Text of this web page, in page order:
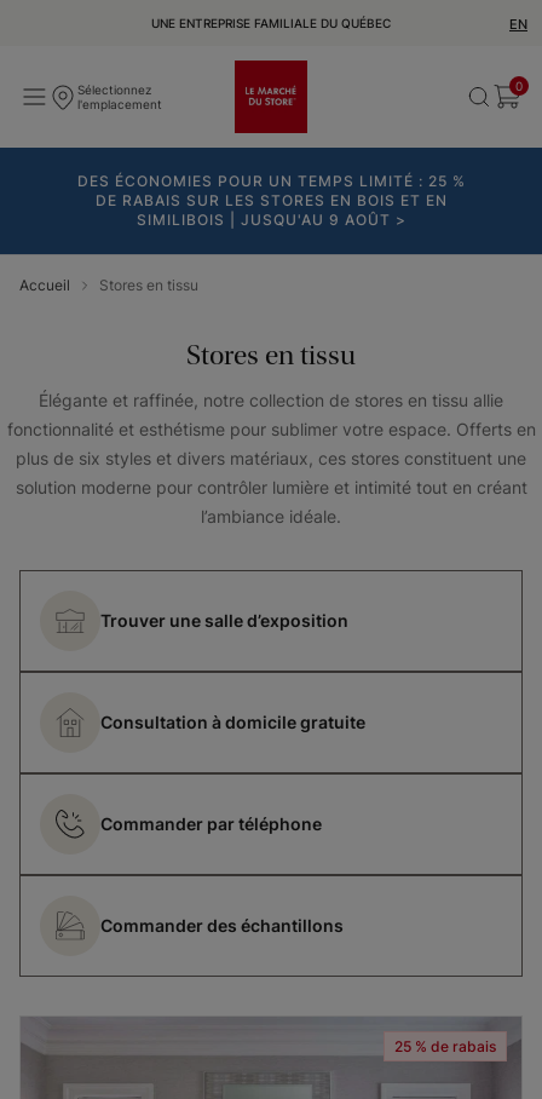
EN
UNE ENTREPRISE FAMILIALE DU QUÉBEC
Sélectionnez
l'emplacement
0
DES ÉCONOMIES POUR UN TEMPS LIMITÉ : 25 %
DE RABAIS SUR LES STORES EN BOIS ET EN
SIMILIBOIS | JUSQU'AU 9 AOÛT >
Accueil Stores en tissu
Stores en tissu
Élégante et raffinée, notre collection de stores en tissu allie
fonctionnalité et esthétisme pour sublimer votre espace. Offerts en
plus de six styles et divers matériaux, ces stores constituent une
solution moderne pour contrôler lumière et intimité tout en créant
l’ambiance idéale.
Trouver une salle d’exposition
Consultation à domicile gratuite
Commander par téléphone
Commander des échantillons
25 % de rabais